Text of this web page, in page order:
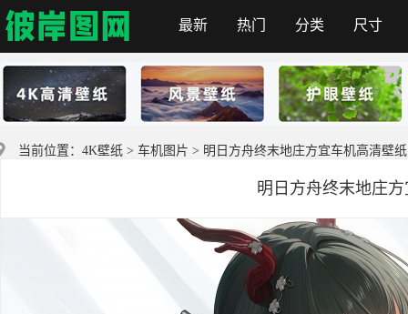
首页
最新 热门 分类 尺寸
当前位置： 4K壁纸 > 车机图片 > 明日方舟终末地庄方宜车机高清壁纸
明日方舟终末地庄